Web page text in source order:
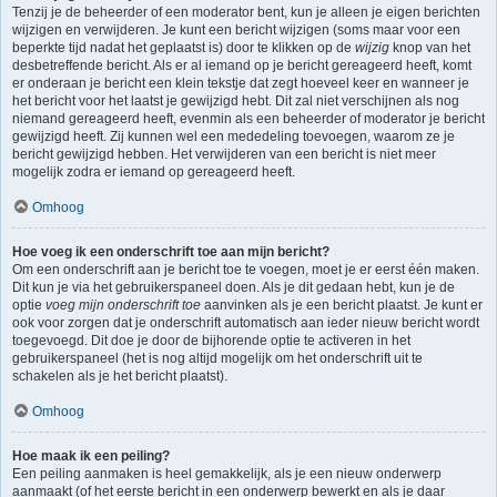
Tenzij je de beheerder of een moderator bent, kun je alleen je eigen berichten
wijzigen en verwijderen. Je kunt een bericht wijzigen (soms maar voor een
beperkte tijd nadat het geplaatst is) door te klikken op de wijzig knop van het
desbetreffende bericht. Als er al iemand op je bericht gereageerd heeft, komt
er onderaan je bericht een klein tekstje dat zegt hoeveel keer en wanneer je
het bericht voor het laatst je gewijzigd hebt. Dit zal niet verschijnen als nog
niemand gereageerd heeft, evenmin als een beheerder of moderator je bericht
gewijzigd heeft. Zij kunnen wel een mededeling toevoegen, waarom ze je
bericht gewijzigd hebben. Het verwijderen van een bericht is niet meer
mogelijk zodra er iemand op gereageerd heeft.
Omhoog
Hoe voeg ik een onderschrift toe aan mijn bericht?
Om een onderschrift aan je bericht toe te voegen, moet je er eerst één maken.
Dit kun je via het gebruikerspaneel doen. Als je dit gedaan hebt, kun je de
optie voeg mijn onderschrift toe aanvinken als je een bericht plaatst. Je kunt er
ook voor zorgen dat je onderschrift automatisch aan ieder nieuw bericht wordt
toegevoegd. Dit doe je door de bijhorende optie te activeren in het
gebruikerspaneel (het is nog altijd mogelijk om het onderschrift uit te
schakelen als je het bericht plaatst).
Omhoog
Hoe maak ik een peiling?
Een peiling aanmaken is heel gemakkelijk, als je een nieuw onderwerp
aanmaakt (of het eerste bericht in een onderwerp bewerkt en als je daar